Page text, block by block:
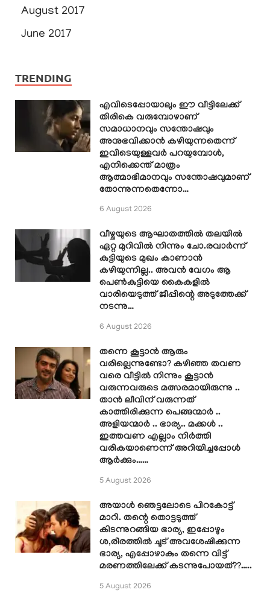
August 2017
June 2017
TRENDING
എവിടെപ്പോയാലും ഈ വീട്ടിലേക്ക്
തിരികെ വരുമ്പോഴാണ്
സമാധാനവും സന്തോഷവും
അനുഭവിക്കാൻ കഴിയുന്നതെന്ന്
ഇവിടെയുള്ളവർ പറയുമ്പോൾ,
എനിക്കെന്ത് മാത്രം
ആത്മാഭിമാനവും സന്തോഷവുമാണ്
തോന്നുന്നതെന്നോ…
6 August 2026
വീഴ്ചയുടെ ആഘാതത്തിൽ തലയിൽ
ഏറ്റ മുറിവിൽ നിന്നും ചോ.രവാർന്ന്
കുട്ടിയുടെ മുഖം കാണാൻ
കഴിയുന്നില്ല.. അവൻ വേഗം ആ
പെൺകുട്ടിയെ കൈകളിൽ
വാരിയെടുത്ത് ജീപ്പിന്റെ അടുത്തേക്ക്
നടന്നു…
6 August 2026
തന്നെ കൂട്ടാൻ ആരും
വരില്ലെന്നുണ്ടോ? കഴിഞ്ഞ തവണ
വരെ വീട്ടിൽ നിന്നും കൂട്ടാൻ
വരുന്നവരുടെ മത്സരമായിരുന്നു ..
താൻ ലീവിന് വരുന്നത്
കാത്തിരിക്കുന്ന പെങ്ങന്മാർ ..
അളിയന്മാർ .. ഭാര്യ.. മക്കൾ ..
ഇത്തവണ എല്ലാം നിർത്തി
വരികയാണെന്ന് അറിയിച്ചപ്പോൾ
ആർക്കും……
5 August 2026
അയാൾ ഞെട്ടലോടെ പിറകോട്ട്
മാറി. തന്റെ തൊട്ടടുത്ത്
കിടന്നുറങ്ങിയ ഭാര്യ, ഇപ്പോഴും
ശ,രീരത്തിൽ ചൂട് അവശേഷിക്കുന്ന
ഭാര്യ, എപ്പോഴാകും തന്നെ വിട്ട്
മരണത്തിലേക്ക് കടന്നുപോയത്??…..
5 August 2026